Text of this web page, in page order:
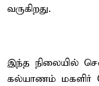
வருகிறது.
இந்த நிலையில்
கல்யாணம் மகளிர்